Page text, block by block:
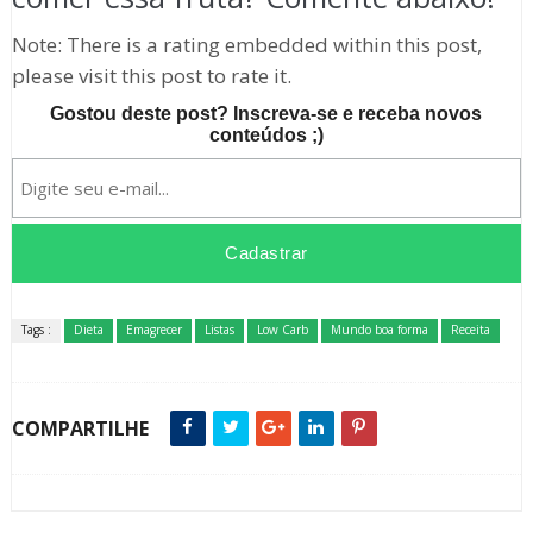
Note: There is a rating embedded within this post,
please visit this post to rate it.
Gostou deste post? Inscreva-se e receba novos
conteúdos ;)
Tags : Dieta Emagrecer Listas Low Carb Mundo boa forma Receita
COMPARTILHE